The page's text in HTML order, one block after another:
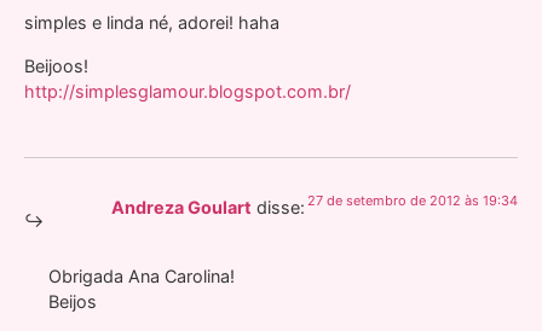
simples e linda né, adorei! haha
Beijoos!
http://simplesglamour.blogspot.com.br/
Andreza Goulart disse: 27 de setembro de 2012 às 19:34
Obrigada Ana Carolina!
Beijos